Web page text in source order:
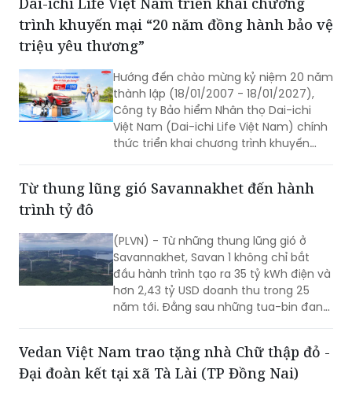
tại hơn 100 điểm giao dịch được triển
khai trong thời gian qua.
trình khuyến mại “20 năm đồng hành bảo vệ
triệu yêu thương”
Hướng đến chào mừng kỷ niệm 20 năm
thành lập (18/01/2007 - 18/01/2027),
Công ty Bảo hiểm Nhân thọ Dai-ichi
Việt Nam (Dai-ichi Life Việt Nam) chính
thức triển khai chương trình khuyến
Từ thung lũng gió Savannakhet đến hành
trình tỷ đô
(PLVN) - Từ những thung lũng gió ở
Savannakhet, Savan 1 không chỉ bắt
đầu hành trình tạo ra 35 tỷ kWh điện và
hơn 2,43 tỷ USD doanh thu trong 25
năm tới. Đằng sau những tua-bin đang
biên giới và mở ra chặng đường mới
trong chiến lược năng lượng dài hạn
Vedan Việt Nam trao tặng nhà Chữ thập đỏ -
Đại đoàn kết tại xã Tà Lài (TP Đồng Nai)